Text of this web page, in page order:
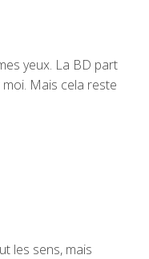
yeux. La BD part
Mais cela reste
les sens, mais